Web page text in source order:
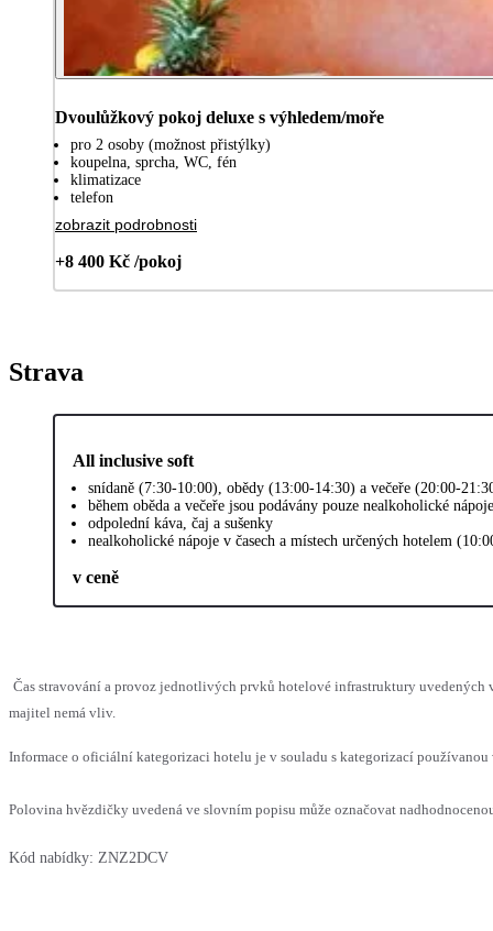
Dvoulůžkový pokoj deluxe s výhledem/moře
pro 2 osoby (možnost přistýlky)
koupelna, sprcha, WC, fén
klimatizace
telefon
zobrazit podrobnosti
+8 400 Kč /pokoj
Strava
All inclusive soft
snídaně (7:30-10:00), obědy (13:00-14:30) a večeře (20:00-
během oběda a večeře jsou podávány pouze nealkoholické nápoje
odpolední káva, čaj a sušenky
nealkoholické nápoje v časech a místech určených hotelem
v ceně
Čas stravování a provoz jednotlivých prvků hotelové infrastruktury uvedených
majitel nemá vliv.
Informace o oficiální kategorizaci hotelu je v souladu s kategorizací
Polovina hvězdičky uvedená ve slovním popisu může označovat
Kód nabídky: ZNZ2DCV